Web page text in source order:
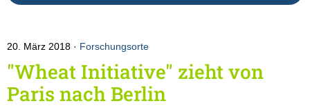
20. März 2018 Forschungsorte
"Wheat Initiative" zieht von
Paris nach Berlin